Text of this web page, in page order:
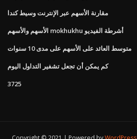
مقارنة الأسهم عبر الإنترنت وسيط كندا
الأسهم والأسهم mokhukhu أشرطة الفيديو
متوسط ​​العائد على الأسهم على مدى 10 سنوات
كم يمكن أن تجعل تشفير التداول اليوم
3725